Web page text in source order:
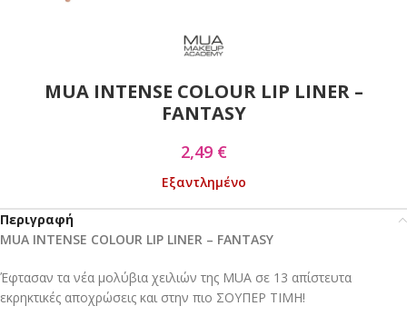
MUA INTENSE COLOUR LIP LINER –
FANTASY
2,49 €
Εξαντλημένο
Περιγραφή
MUA INTENSE COLOUR LIP LINER – FANTASY
Έφτασαν τα νέα μολύβια χειλιών της ΜUA σε 13 απίστευτα
εκρηκτικές αποχρώσεις και στην πιο ΣΟΥΠΕΡ ΤΙΜΗ!